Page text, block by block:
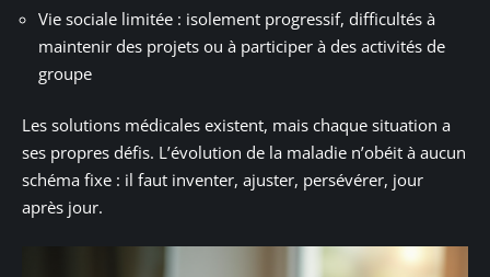
Vie sociale limitée : isolement progressif, difficultés à
maintenir des projets ou à participer à des activités de
groupe
Les solutions médicales existent, mais chaque situation a
ses propres défis. L’évolution de la maladie n’obéit à aucun
schéma fixe : il faut inventer, ajuster, persévérer, jour
après jour.